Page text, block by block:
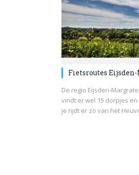
Fietsroutes
De regio Eijsden-
vindt er wel 15 dorpjes
je rijdt er zo van het